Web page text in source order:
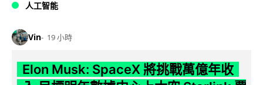
人工智能
Vin 19 小時
Elon Musk: SpaceX 將挑戰萬億年收